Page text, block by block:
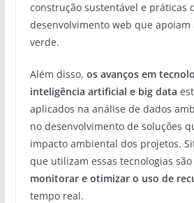
construção sustentável e práticas
desenvolvimento web que
verde.
Além disso, os avanços em
inteligência artificial e big data
aplicados na análise de dados
no desenvolvimento de soluções
impacto ambiental dos projetos.
que utilizam essas tecnologias são
monitorar e otimizar o uso de
tempo real.